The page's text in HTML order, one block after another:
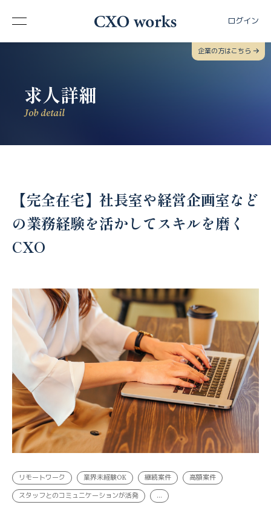
ログイン
企業の方はこちら
求人詳細
Job detail
【完全在宅】社長室や経営企画室など
の業務経験を活かしてスキルを磨く
CXO
経営企画・事業企画, 総務・人事・労務 | 業務委託
リモートワーク 業界未経験OK 継続案件 高額案件
スタッフとのコミュニケーションが活発 ...